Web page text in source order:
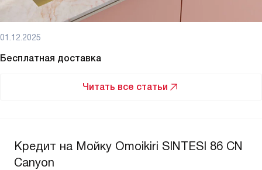
01.12.2025
Бесплатная доставка
Читать все статьи
Кредит на Мойку Omoikiri SINTESI 86 CN
Canyon